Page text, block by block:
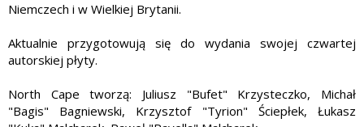
Niemczech i w Wielkiej Brytanii.
Aktualnie przygotowują się do wydania swojej czwartej
autorskiej płyty.
North Cape tworzą: Juliusz "Bufet" Krzysteczko, Michał
"Bagis" Bagniewski, Krzysztof "Tyrion" Ściepłek, Łukasz